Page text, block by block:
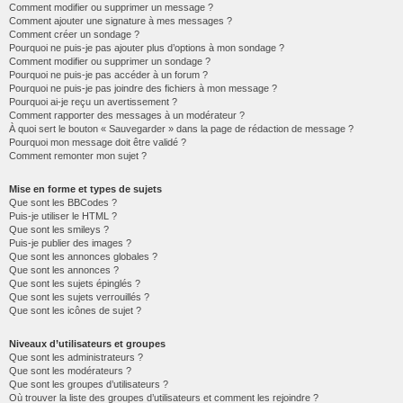
Comment modifier ou supprimer un message ?
Comment ajouter une signature à mes messages ?
Comment créer un sondage ?
Pourquoi ne puis-je pas ajouter plus d’options à mon sondage ?
Comment modifier ou supprimer un sondage ?
Pourquoi ne puis-je pas accéder à un forum ?
Pourquoi ne puis-je pas joindre des fichiers à mon message ?
Pourquoi ai-je reçu un avertissement ?
Comment rapporter des messages à un modérateur ?
À quoi sert le bouton « Sauvegarder » dans la page de rédaction de message ?
Pourquoi mon message doit être validé ?
Comment remonter mon sujet ?
Mise en forme et types de sujets
Que sont les BBCodes ?
Puis-je utiliser le HTML ?
Que sont les smileys ?
Puis-je publier des images ?
Que sont les annonces globales ?
Que sont les annonces ?
Que sont les sujets épinglés ?
Que sont les sujets verrouillés ?
Que sont les icônes de sujet ?
Niveaux d’utilisateurs et groupes
Que sont les administrateurs ?
Que sont les modérateurs ?
Que sont les groupes d’utilisateurs ?
Où trouver la liste des groupes d’utilisateurs et comment les rejoindre ?